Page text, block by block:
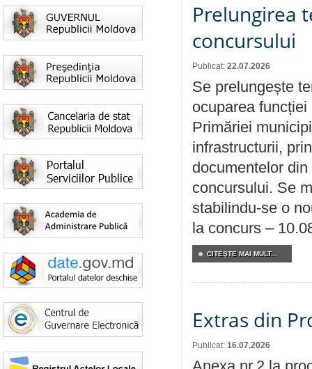
Prelungirea
concursului
Publicat: 22.07.2026
Se prelungește
ocuparea
Primăriei
infrastructurii,
documentelor
concursului. Se
stabilindu-se o
la concurs –
CITEŞTE MAI MULT...
Extras din
Publicat: 16.07.2026